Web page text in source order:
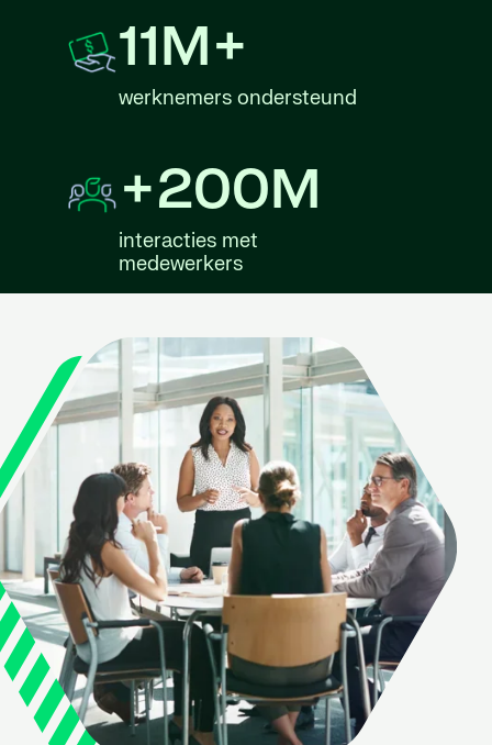
11M+
werknemers ondersteund
+200M
interacties met
medewerkers